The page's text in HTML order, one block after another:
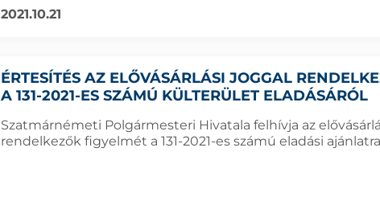
2021.10.21
ÉRTESÍTÉS AZ ELŐVÁSÁRLÁSI JOGGAL
A 131-2021-ES SZÁMÚ KÜLTERÜLET ELADÁSÁRÓL
Szatmárnémeti Polgármesteri Hivatala felhívja az
rendelkezők figyelmét a 131-2021-es számú eladási